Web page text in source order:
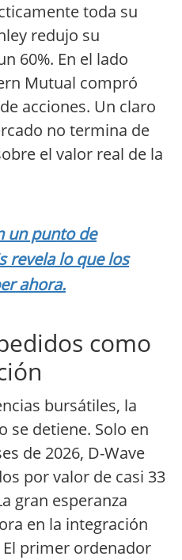
toda su
redujo su
60%. En el lado
Mutual compró
acciones. Un claro
no termina de
el valor real de la
un punto de
revela lo que los
ahora.
como
bursátiles, la
se detiene. Solo en
de 2026, D-Wave
por valor de casi 33
gran esperanza
en la integración
primer ordenador